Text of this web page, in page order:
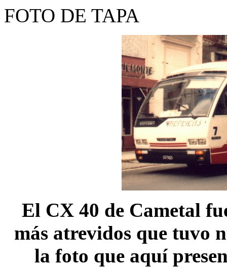
FOTO DE TAPA
El CX 40 de Cametal
más atrevidos que tuvo
la foto que aquí